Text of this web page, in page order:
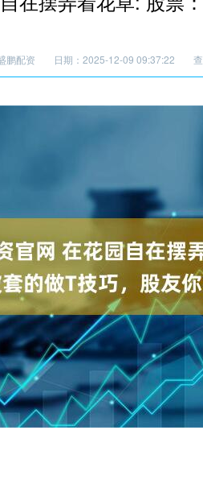
鹏配资 日期：2025-12-09 09:37:22